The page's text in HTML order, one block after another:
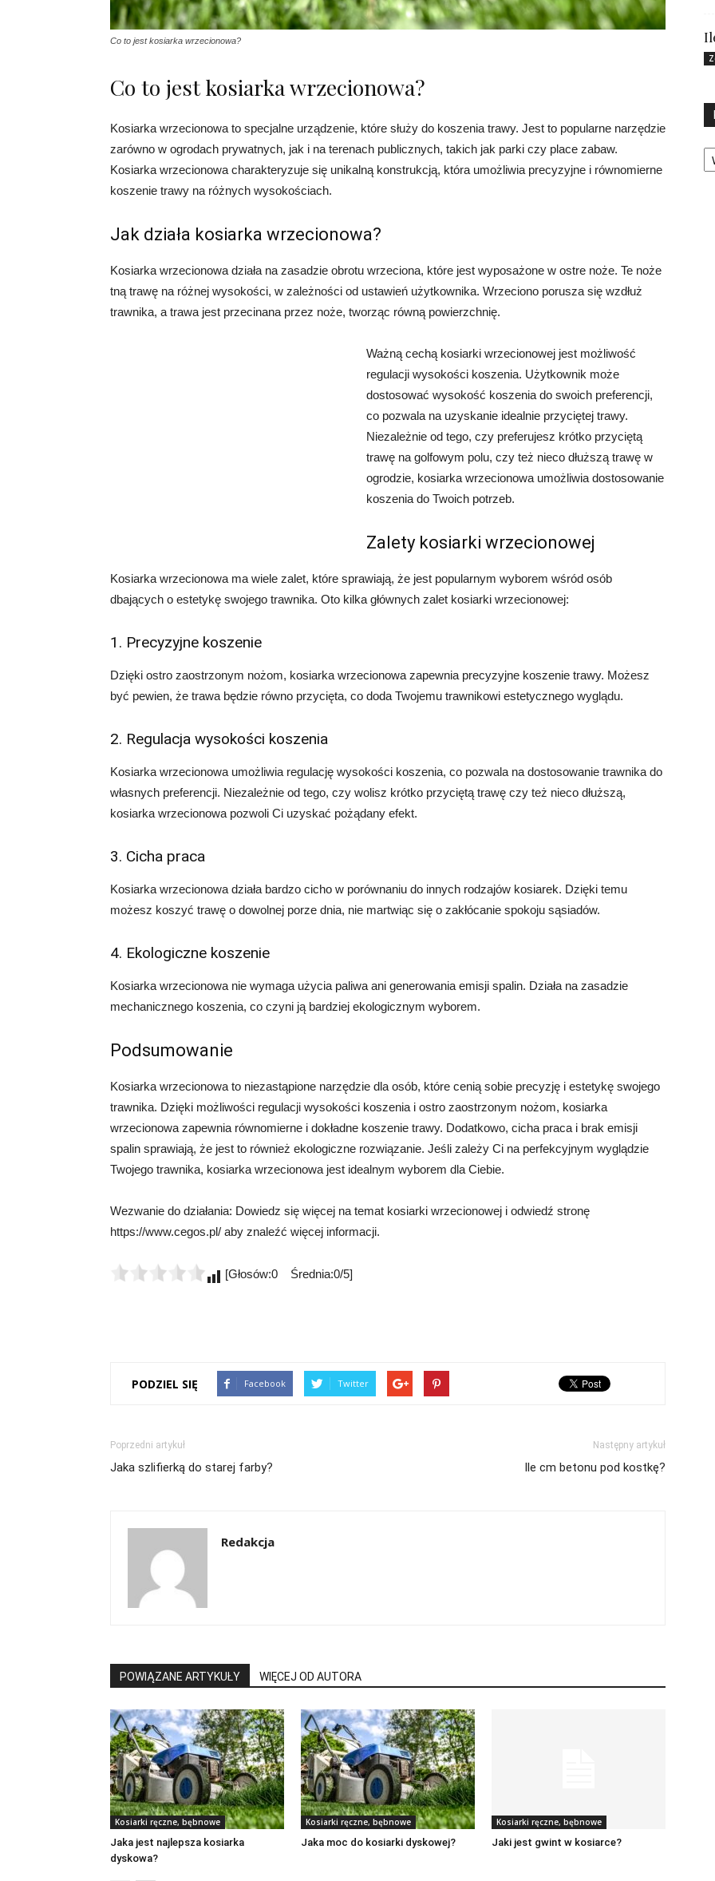
Co to jest kosiarka wrzecionowa?
Co to jest kosiarka wrzecionowa?
Kosiarka wrzecionowa to specjalne urządzenie, które służy do koszenia trawy. Jest to popularne narzędzie
zarówno w ogrodach prywatnych, jak i na terenach publicznych, takich jak parki czy place zabaw.
Kosiarka wrzecionowa charakteryzuje się unikalną konstrukcją, która umożliwia precyzyjne i równomierne
koszenie trawy na różnych wysokościach.
Jak działa kosiarka wrzecionowa?
Kosiarka wrzecionowa działa na zasadzie obrotu wrzeciona, które jest wyposażone w ostre noże. Te noże
tną trawę na różnej wysokości, w zależności od ustawień użytkownika. Wrzeciono porusza się wzdłuż
trawnika, a trawa jest przecinana przez noże, tworząc równą powierzchnię.
Ważną cechą kosiarki wrzecionowej jest możliwość
regulacji wysokości koszenia. Użytkownik może
dostosować wysokość koszenia do swoich preferencji,
co pozwala na uzyskanie idealnie przyciętej trawy.
Niezależnie od tego, czy preferujesz krótko przyciętą
trawę na golfowym polu, czy też nieco dłuższą trawę w
ogrodzie, kosiarka wrzecionowa umożliwia dostosowanie
koszenia do Twoich potrzeb.
Zalety kosiarki wrzecionowej
Kosiarka wrzecionowa ma wiele zalet, które sprawiają, że jest popularnym wyborem wśród osób
dbających o estetykę swojego trawnika. Oto kilka głównych zalet kosiarki wrzecionowej:
1. Precyzyjne koszenie
Dzięki ostro zaostrzonym nożom, kosiarka wrzecionowa zapewnia precyzyjne koszenie trawy. Możesz
być pewien, że trawa będzie równo przycięta, co doda Twojemu trawnikowi estetycznego wyglądu.
2. Regulacja wysokości koszenia
Kosiarka wrzecionowa umożliwia regulację wysokości koszenia, co pozwala na dostosowanie trawnika do
własnych preferencji. Niezależnie od tego, czy wolisz krótko przyciętą trawę czy też nieco dłuższą,
kosiarka wrzecionowa pozwoli Ci uzyskać pożądany efekt.
3. Cicha praca
Kosiarka wrzecionowa działa bardzo cicho w porównaniu do innych rodzajów kosiarek. Dzięki temu
możesz koszyć trawę o dowolnej porze dnia, nie martwiąc się o zakłócanie spokoju sąsiadów.
4. Ekologiczne koszenie
Kosiarka wrzecionowa nie wymaga użycia paliwa ani generowania emisji spalin. Działa na zasadzie
mechanicznego koszenia, co czyni ją bardziej ekologicznym wyborem.
Podsumowanie
Kosiarka wrzecionowa to niezastąpione narzędzie dla osób, które cenią sobie precyzję i estetykę swojego
trawnika. Dzięki możliwości regulacji wysokości koszenia i ostro zaostrzonym nożom, kosiarka
wrzecionowa zapewnia równomierne i dokładne koszenie trawy. Dodatkowo, cicha praca i brak emisji
spalin sprawiają, że jest to również ekologiczne rozwiązanie. Jeśli zależy Ci na perfekcyjnym wyglądzie
Twojego trawnika, kosiarka wrzecionowa jest idealnym wyborem dla Ciebie.
Wezwanie do działania: Dowiedz się więcej na temat kosiarki wrzecionowej i odwiedź stronę
https://www.cegos.pl/ aby znaleźć więcej informacji.
[Głosów:0 Średnia:0/5]
PODZIEL SIĘ Facebook Twitter
Poprzedni artykuł
Jaka szlifierką do starej farby?
Następny artykuł
Ile cm betonu pod kostkę?
Redakcja
POWIĄZANE ARTYKUŁY WIĘCEJ OD AUTORA
Kosiarki ręczne, bębnowe
Jaka jest najlepsza kosiarka
dyskowa?
Kosiarki ręczne, bębnowe
Jaka moc do kosiarki dyskowej?
Kosiarki ręczne, bębnowe
Jaki jest gwint w kosiarce?